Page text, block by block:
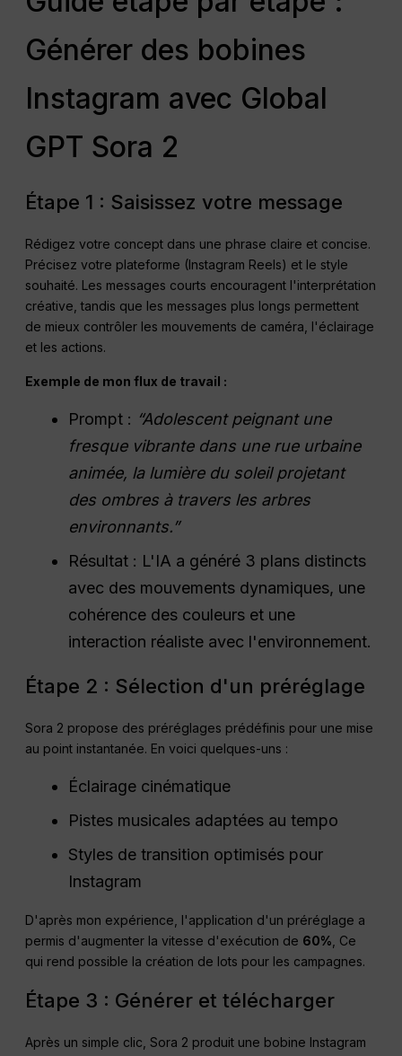
Générer des bobines
Instagram avec Global
GPT Sora 2
Étape 1 : Saisissez votre message
Rédigez votre concept dans une phrase claire et concise.
Précisez votre plateforme (Instagram Reels) et le style
souhaité. Les messages courts encouragent l'interprétation
créative, tandis que les messages plus longs permettent
de mieux contrôler les mouvements de caméra, l'éclairage
et les actions.
Exemple de mon flux de travail :
Prompt : “Adolescent peignant une
fresque vibrante dans une rue urbaine
animée, la lumière du soleil projetant
des ombres à travers les arbres
environnants.”
Résultat : L'IA a généré 3 plans distincts
avec des mouvements dynamiques, une
cohérence des couleurs et une
interaction réaliste avec l'environnement.
Étape 2 : Sélection d'un préréglage
Sora 2 propose des préréglages prédéfinis pour une mise
au point instantanée. En voici quelques-uns :
Éclairage cinématique
Pistes musicales adaptées au tempo
Styles de transition optimisés pour
Instagram
D'après mon expérience, l'application d'un préréglage a
permis d'augmenter la vitesse d'exécution de 60% , Ce
qui rend possible la création de lots pour les campagnes.
Étape 3 : Générer et télécharger
Après un simple clic, Sora 2 produit une bobine Instagram